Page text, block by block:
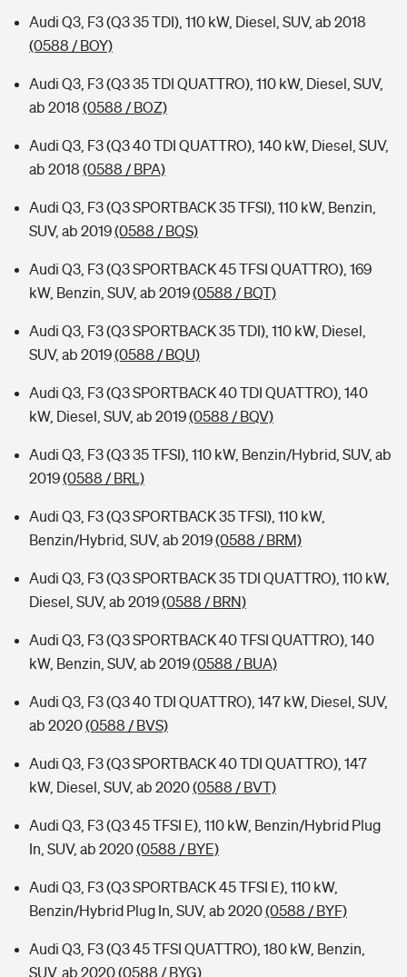
Audi Q3, F3 (Q3 35 TDI), 110 kW, Diesel, SUV, ab 2018
(0588 / BOY)
Audi Q3, F3 (Q3 35 TDI QUATTRO), 110 kW, Diesel, SUV,
ab 2018 (0588 / BOZ)
Audi Q3, F3 (Q3 40 TDI QUATTRO), 140 kW, Diesel, SUV,
ab 2018 (0588 / BPA)
Audi Q3, F3 (Q3 SPORTBACK 35 TFSI), 110 kW, Benzin,
SUV, ab 2019(0588 / BQS)
Audi Q3, F3 (Q3 SPORTBACK 45 TFSI QUATTRO), 169
kW, Benzin, SUV, ab 2019(0588 / BQT)
Audi Q3, F3 (Q3 SPORTBACK 35 TDI), 110 kW, Diesel,
SUV, ab 2019(0588 / BQU)
Audi Q3, F3 (Q3 SPORTBACK 40 TDI QUATTRO), 140
kW, Diesel, SUV, ab 2019(0588 / BQV)
Audi Q3, F3 (Q3 35 TFSI), 110 kW, Benzin/Hybrid, SUV, ab
2019(0588 / BRL)
Audi Q3, F3 (Q3 SPORTBACK 35 TFSI), 110 kW,
Benzin/Hybrid, SUV, ab 2019(0588 / BRM)
Audi Q3, F3 (Q3 SPORTBACK 35 TDI QUATTRO), 110 kW,
Diesel, SUV, ab 2019(0588 / BRN)
Audi Q3, F3 (Q3 SPORTBACK 40 TFSI QUATTRO), 140
kW, Benzin, SUV, ab 2019(0588 / BUA)
Audi Q3, F3 (Q3 40 TDI QUATTRO), 147 kW, Diesel, SUV,
ab 2020(0588 / BVS)
Audi Q3, F3 (Q3 SPORTBACK 40 TDI QUATTRO), 147
kW, Diesel, SUV, ab 2020(0588 / BVT)
Audi Q3, F3 (Q3 45 TFSI E), 110 kW, Benzin/Hybrid Plug
In, SUV, ab 2020(0588 / BYE)
Audi Q3, F3 (Q3 SPORTBACK 45 TFSI E), 110 kW,
Benzin/Hybrid Plug In, SUV, ab 2020(0588 / BYF)
Audi Q3, F3 (Q3 45 TFSI QUATTRO), 180 kW, Benzin,
SUV, ab 2020(0588 / BYG)